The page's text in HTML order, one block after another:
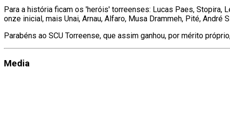
Para a história ficam os 'heróis' torreenses: Lucas Paes, Stopira,
onze inicial, mais Unai, Arnau, Alfaro, Musa Drammeh, Pité,
Parabéns ao SCU Torreense, que assim ganhou, por mérito
Media